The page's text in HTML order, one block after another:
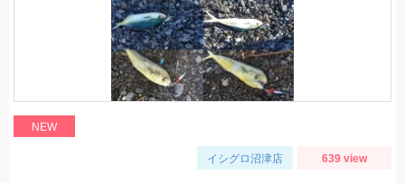
NEW
イシグロ沼津店 639 view